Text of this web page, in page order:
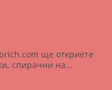
ще откриете
спирачни на...